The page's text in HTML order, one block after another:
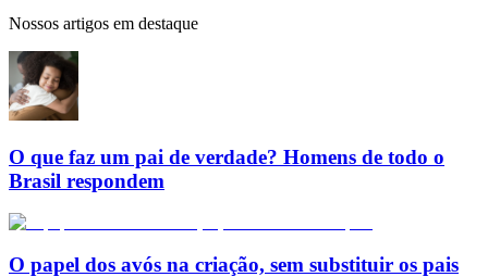
Nossos artigos em destaque
O que faz um pai de verdade? Homens de todo o
Brasil respondem
O papel dos avós na criação, sem substituir os pais